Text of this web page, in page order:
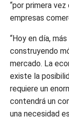
“por primera
empresas
“Hoy en día,
construyendo
mercado. La
existe la
requiere un
contendrá un
una necesidad